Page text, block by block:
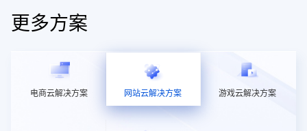
更多方案
电商云解决方案 网站云解决方案 游戏云解决方案